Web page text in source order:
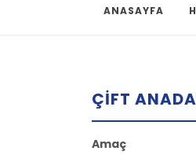
ANASAYFA
ÇIFT
Amaç